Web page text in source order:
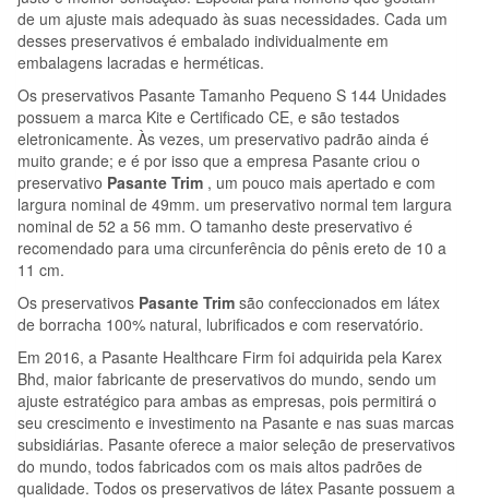
de um ajuste mais adequado às suas necessidades. Cada um
desses preservativos é embalado individualmente em
embalagens lacradas e herméticas.
Os preservativos Pasante Tamanho Pequeno S 144 Unidades
possuem a marca Kite e Certificado CE, e são testados
eletronicamente. Às vezes, um preservativo padrão ainda é
muito grande; e é por isso que a empresa Pasante criou o
preservativo Pasante Trim , um pouco mais apertado e com
largura nominal de 49mm. um preservativo normal tem largura
nominal de 52 a 56 mm. O tamanho deste preservativo é
recomendado para uma circunferência do pênis ereto de 10 a
11 cm.
Os preservativos Pasante Trim são confeccionados em látex
de borracha 100% natural, lubrificados e com reservatório.
Em 2016, a Pasante Healthcare Firm foi adquirida pela Karex
Bhd, maior fabricante de preservativos do mundo, sendo um
ajuste estratégico para ambas as empresas, pois permitirá o
seu crescimento e investimento na Pasante e nas suas marcas
subsidiárias. Pasante oferece a maior seleção de preservativos
do mundo, todos fabricados com os mais altos padrões de
qualidade. Todos os preservativos de látex Pasante possuem a